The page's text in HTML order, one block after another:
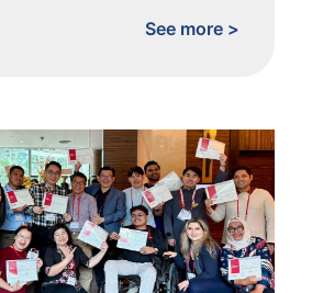
See more >